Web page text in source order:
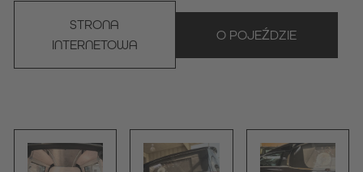
STRONA
INTERNETOWA
O POJEŹDZIE